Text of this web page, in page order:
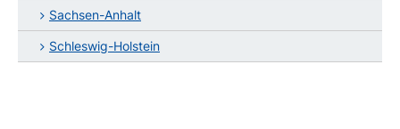
Sachsen-Anhalt
Schleswig-Holstein